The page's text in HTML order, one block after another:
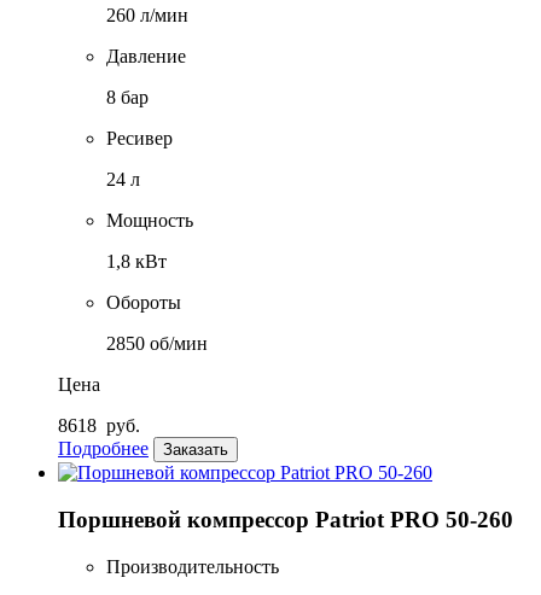
260 л/мин
Давление
8 бар
Ресивер
24 л
Мощность
1,8 кВт
Обороты
2850 об/мин
Цена
8618 руб.
Подробнее
Заказать
Поршневой компрессор Patriot PRO 50-260
Производительность